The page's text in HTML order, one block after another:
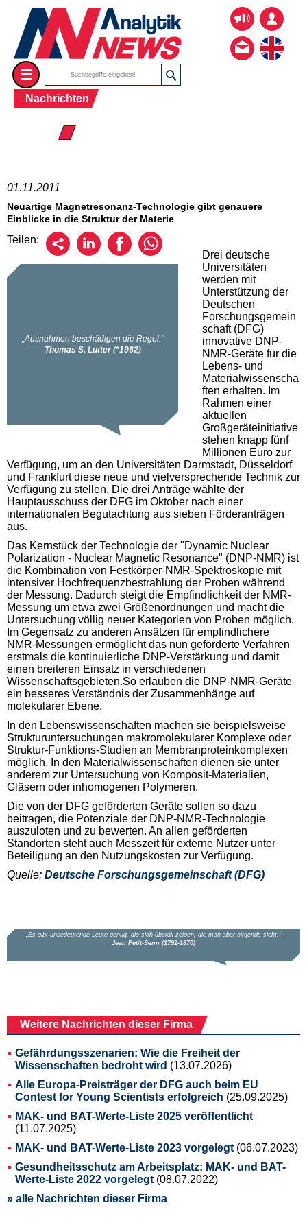
☰
Nachrichten
☰ 2011
01.11.2011
Neuartige Magnetresonanz-Technologie gibt genauere
Einblicke in die Struktur der Materie
Teilen:
Drei deutsche
Universitäten
werden mit
Unterstützung der
Deutschen
Forschungsgemein
schaft (DFG)
innovative DNP-
NMR-Geräte für die
Lebens- und
Materialwissenscha
ften erhalten. Im
Rahmen einer
aktuellen
Großgeräteinitiative
stehen knapp fünf
Millionen Euro zur
Verfügung, um an den Universitäten Darmstadt, Düsseldorf
und Frankfurt diese neue und vielversprechende Technik zur
Verfügung zu stellen. Die drei Anträge wählte der
Hauptausschuss der DFG im Oktober nach einer
internationalen Begutachtung aus sieben Förderanträgen
aus.
Das Kernstück der Technologie der "Dynamic Nuclear
Polarization - Nuclear Magnetic Resonance" (DNP-NMR) ist
die Kombination von Festkörper-NMR-Spektroskopie mit
intensiver Hochfrequenzbestrahlung der Proben während
der Messung. Dadurch steigt die Empfindlichkeit der NMR-
Messung um etwa zwei Größenordnungen und macht die
Untersuchung völlig neuer Kategorien von Proben möglich.
Im Gegensatz zu anderen Ansätzen für empfindlichere
NMR-Messungen ermöglicht das nun geförderte Verfahren
erstmals die kontinuierliche DNP-Verstärkung und damit
einen breiteren Einsatz in verschiedenen
Wissenschaftsgebieten.So erlauben die DNP-NMR-Geräte
ein besseres Verständnis der Zusammenhänge auf
molekularer Ebene.
In den Lebenswissenschaften machen sie beispielsweise
Strukturuntersuchungen makromolekularer Komplexe oder
Struktur-Funktions-Studien an Membranproteinkomplexen
möglich. In den Materialwissenschaften dienen sie unter
anderem zur Untersuchung von Komposit-Materialien,
Gläsern oder inhomogenen Polymeren.
Die von der DFG geförderten Geräte sollen so dazu
beitragen, die Potenziale der DNP-NMR-Technologie
auszuloten und zu bewerten. An allen geförderten
Standorten steht auch Messzeit für externe Nutzer unter
Beteiligung an den Nutzungskosten zur Verfügung.
Quelle: Deutsche Forschungsgemeinschaft (DFG)
Weitere Nachrichten dieser Firma
Gefährdungsszenarien: Wie die Freiheit der
Wissenschaften bedroht wird (13.07.2026)
Alle Europa-Preisträger der DFG auch beim EU
Contest for Young Scientists erfolgreich (25.09.2025)
MAK- und BAT-Werte-Liste 2025 veröffentlicht
(11.07.2025)
MAK- und BAT-Werte-Liste 2023 vorgelegt (06.07.2023)
Gesundheitsschutz am Arbeitsplatz: MAK- und BAT-
Werte-Liste 2022 vorgelegt (08.07.2022)
» alle Nachrichten dieser Firma